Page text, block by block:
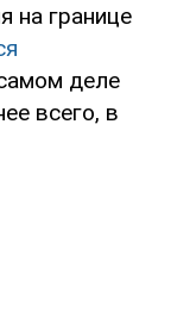
на границе
деле
всего, в